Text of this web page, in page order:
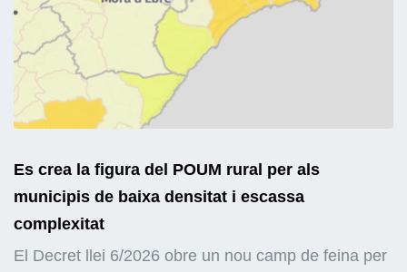
Es crea la figura del POUM rural per als
municipis de baixa densitat i escassa
complexitat
El Decret llei 6/2026 obre un nou camp de feina per